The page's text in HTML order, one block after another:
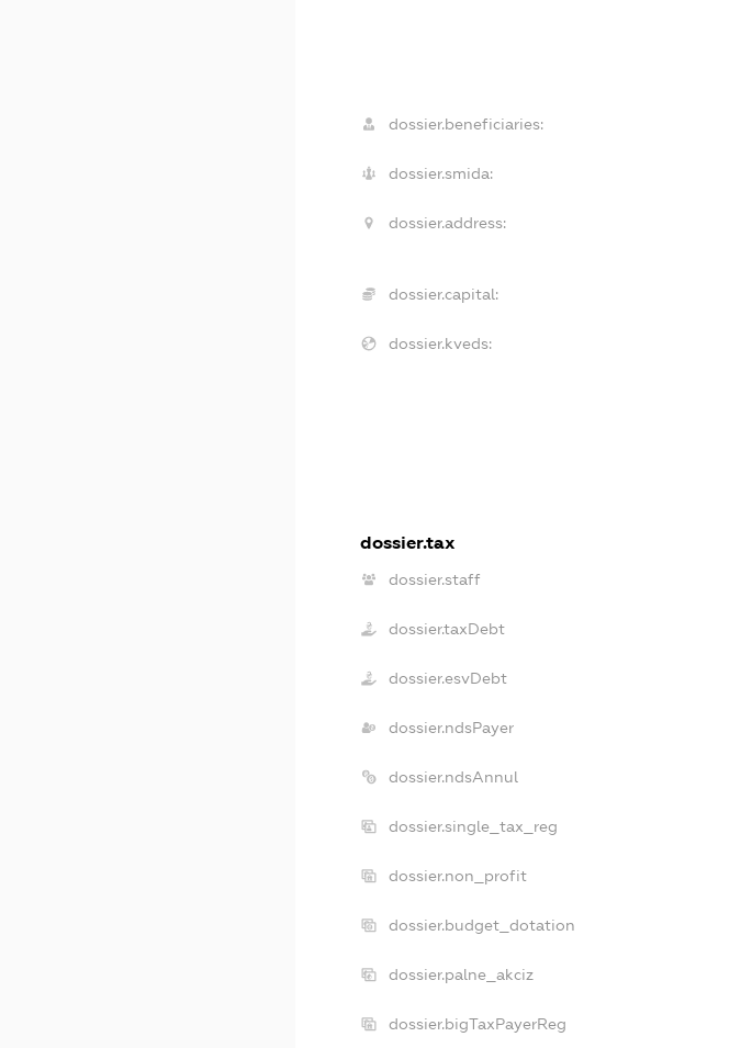
dossier.beneficiaries:
dossier.smida:
dossier.address:
dossier.capital:
dossier.kveds:
dossier.tax
dossier.staff
dossier.taxDebt
dossier.esvDebt
dossier.ndsPayer
dossier.ndsAnnul
dossier.single_tax_reg
dossier.non_profit
dossier.budget_dotation
dossier.palne_akciz
dossier.bigTaxPayerReg